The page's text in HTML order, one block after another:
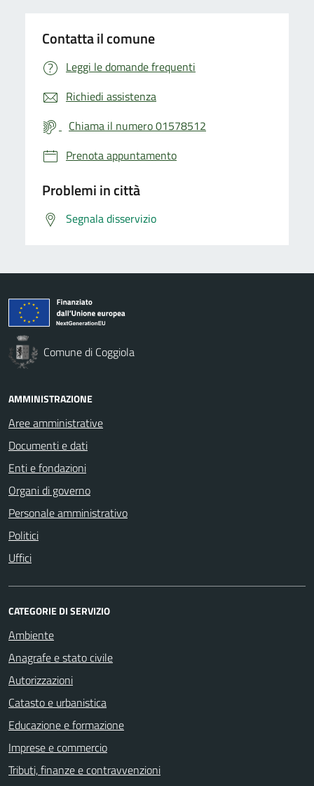
Contatta il comune
Leggi le domande frequenti
Richiedi assistenza
Chiama il numero 01578512
Prenota appuntamento
Problemi in città
Segnala disservizio
Comune di Coggiola
AMMINISTRAZIONE
Aree amministrative
Documenti e dati
Enti e fondazioni
Organi di governo
Personale amministrativo
Politici
Uffici
CATEGORIE DI SERVIZIO
Ambiente
Anagrafe e stato civile
Autorizzazioni
Catasto e urbanistica
Educazione e formazione
Imprese e commercio
Tributi, finanze e contravvenzioni